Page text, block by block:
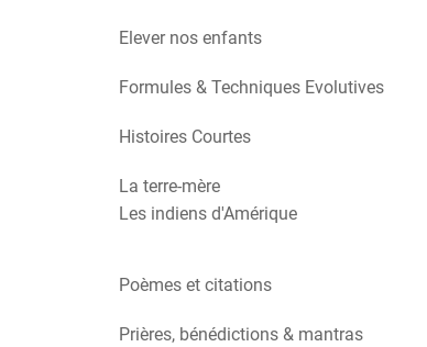
Elever nos enfants
Formules & Techniques Evolutives
Histoires Courtes
La terre-mère
Les indiens d'Amérique
Poèmes et citations
Prières, bénédictions & mantras